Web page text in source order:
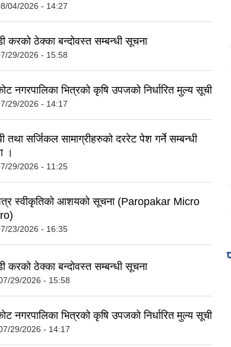
04/2026 - 14:27
करको ठेक्का बन्दोवस्त सम्बन्धी सूचना
29/2026 - 15:58
नगरपालिका भित्रको कृषि उपजको निर्धारित मुल्य सूची
29/2026 - 14:17
तथा सर्जिकल सामाग्रीहरुको दररेट पेश गर्ने सम्बन्धी
।
29/2026 - 11:25
स्वीकृतिको आशयको सूचना (Paropakar Micro
23/2026 - 16:35
करको ठेक्का बन्दोवस्त सम्बन्धी सूचना
29/2026 - 15:58
नगरपालिका भित्रको कृषि उपजको निर्धारित मुल्य सूची
29/2026 - 14:17